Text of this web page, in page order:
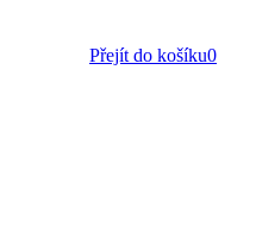
Přejít do košíku0